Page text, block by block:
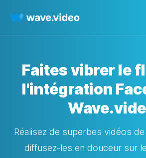
Faites vibrer le
l'intégration
Réalisez de superbes vidéos
diffusez-les en douceur sur